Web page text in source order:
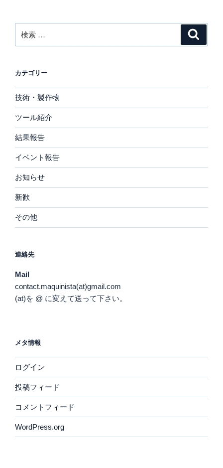
索:
カテゴリー
技術・製作物
ツール紹介
結果報告
イベント報告
お知らせ
新歓
その他
連絡先
Mail
contact.maquinista(at)gmail.com
(at)を @ に変えて送って下さい。
メタ情報
ログイン
投稿フィード
コメントフィード
WordPress.org